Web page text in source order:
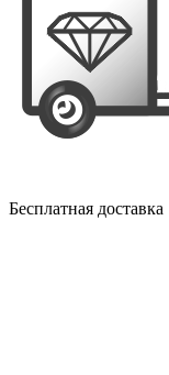
Бесплатная доставка